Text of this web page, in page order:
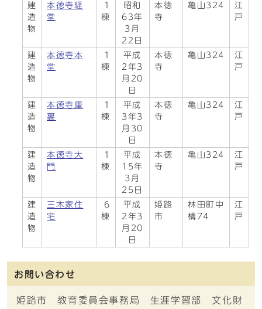
建
造
物
本徳寺経
堂
1
棟
昭和
63年
3月
22日
本徳
寺
亀山324
江
戸
建
造
物
本徳寺本
堂
1
棟
平成
2年3
月20
日
本徳
寺
亀山324
江
戸
建
造
物
本徳寺庫
裏
1
棟
平成
3年3
月30
日
本徳
寺
亀山324
江
戸
建
造
物
本徳寺大
門
1
棟
平成
15年
3月
25日
本徳
寺
亀山324
江
戸
建
造
物
三木家住
宅
6
棟
平成
2年3
月20
日
姫路
市
林田町中
構74
江
戸
お問い合わせ
姫路市 教育委員会事務局 生涯学習部 文化財